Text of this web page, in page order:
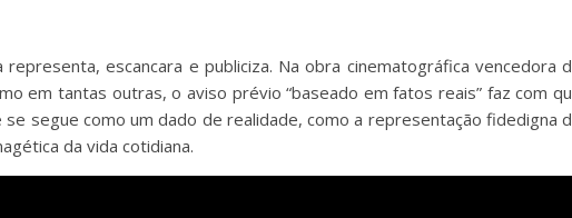
escancara e publiciza. Na obra cinematográfica vencedora
em tantas outras, o aviso prévio “baseado em fatos reais” faz com
segue como um dado de realidade, como a representação fidedigna
da vida cotidiana.